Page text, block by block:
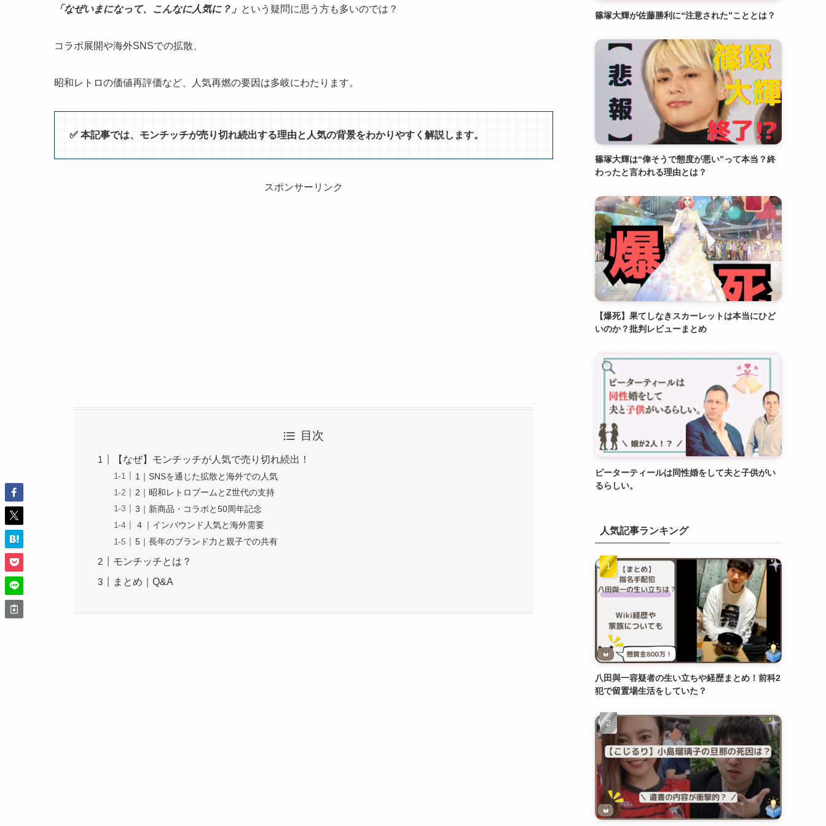
「なぜいまになって、こんなに人気に？」 という疑問に思う方も多いのでは？
コラボ展開や海外SNSでの拡散、
昭和レトロの価値再評価など、人気再燃の要因は多岐にわたります。
✅️ 本記事では、モンチッチが売り切れ続出する理由と人気の背景をわかりやすく解説します。
スポンサーリンク
目次
【なぜ】モンチッチが人気で売り切れ続出！
1｜SNSを通じた拡散と海外での人気
2｜昭和レトロブームとZ世代の支持
3｜新商品・コラボと50周年記念
４｜インバウンド人気と海外需要
5｜長年のブランド力と親子での共有
モンチッチとは？
まとめ｜Q&A
篠塚大輝が佐藤勝利に“注意された”こととは？
篠塚大輝は“偉そうで態度が悪い”って本当？終
わったと言われる理由とは？
【爆死】果てしなきスカーレットは本当にひど
いのか？批判レビューまとめ
ピーターティールは同性婚をして夫と子供がい
るらしい。
人気記事ランキング
八田與一容疑者の生い立ちや経歴まとめ！前科2
犯で留置場生活をしていた？